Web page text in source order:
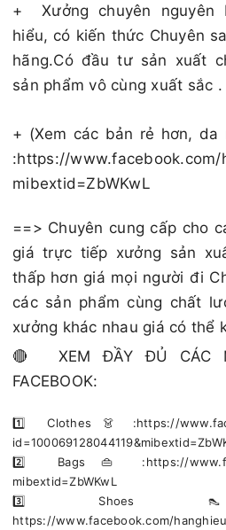
+Xưởng chuyên
hiểu, có kiến thức Chuyên
hãng.Có đầu tư sản xuất
sản phẩm vô cùng xuất sắc .
+ (Xem các bản rẻ hơn,
:https://www.facebook.com/
mibextid=ZbWKwL
==> Chuyên cung cấp cho
giá trực tiếp xưởng sản
thấp hơn giá mọi người đi
các sản phẩm cùng chất
xưởng khác nhau giá có thể
🔴 XEM ĐẦY ĐỦ CÁC
FACEBOOK:
1️⃣ Clothes 👗 :https://
2️⃣ Bags 👜 :https://
mibextid=ZbWKwL
3️⃣
https://www.facebook.com/